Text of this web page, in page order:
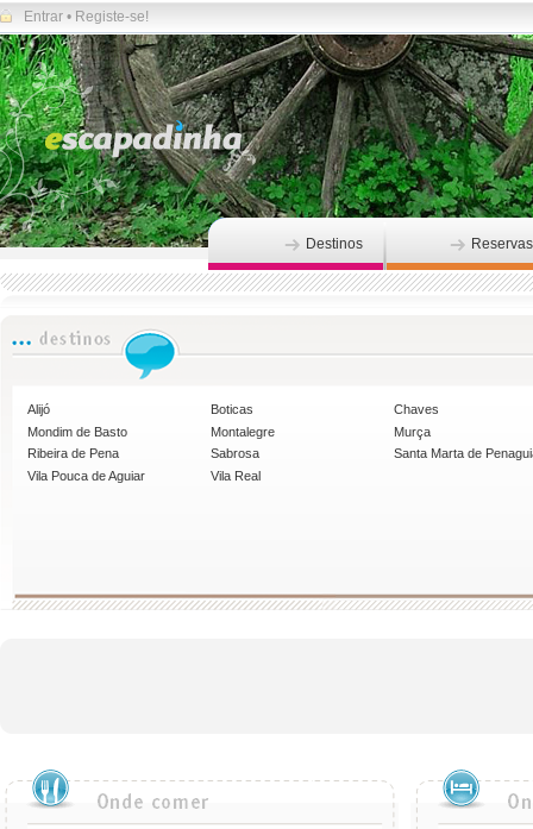
Entrar • Registe-se!
Destinos Reservas
Alijó Boticas
Chaves
Mondim de Basto
Montalegre
Murça
Ribeira de Pena
Sabrosa
Santa Marta de
Vila Pouca de Aguiar
Vila Real